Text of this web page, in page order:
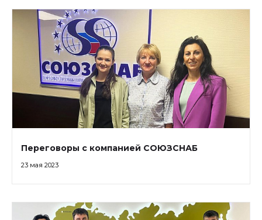
Переговоры с компанией СОЮЗСНАБ
23 мая 2023